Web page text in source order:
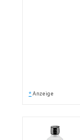
* Anzeige